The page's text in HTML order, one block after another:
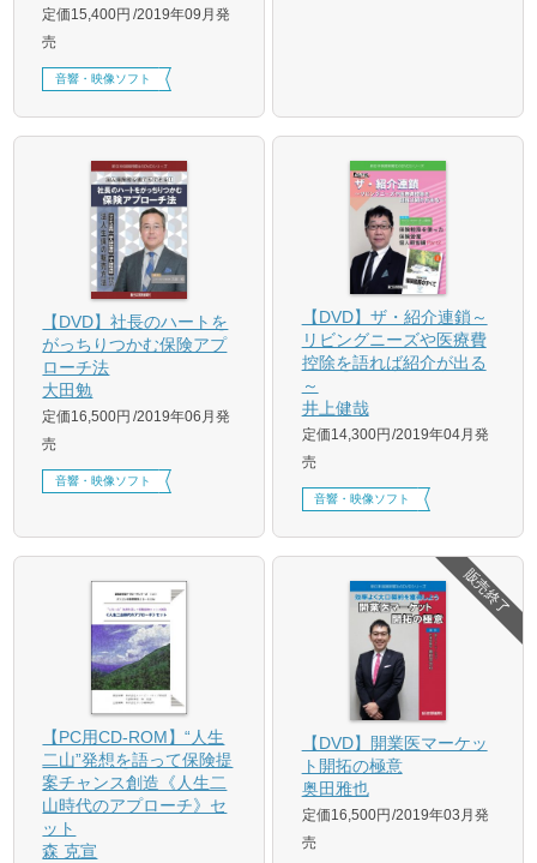
定価15,400円 2019年09月発
売
音響・映像ソフト
【DVD】社長のハートを
がっちりつかむ保険アプ
ローチ法
大田勉
定価16,500円 2019年06月発
売
音響・映像ソフト
【DVD】ザ・紹介連鎖～
リビングニーズや医療費
控除を語れば紹介が出る
～
井上健哉
定価14,300円 2019年04月発
売
音響・映像ソフト
【PC用CD‐ROM】“人生
二山”発想を語って保険提
案チャンス創造《人生二
山時代のアプローチ》セ
ット
森 克宣
販売終了
【DVD】開業医マーケッ
ト開拓の極意
奥田雅也
定価16,500円 2019年03月発
売